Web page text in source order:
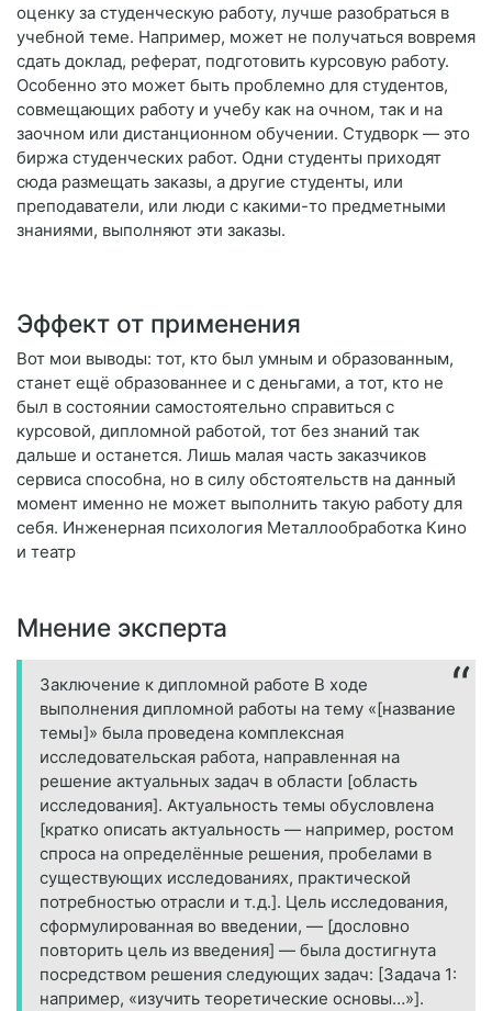
оценку за студенческую работу, лучше разобраться в
учебной теме. Например, может не получаться вовремя
сдать доклад, реферат, подготовить курсовую работу.
Особенно это может быть проблемно для студентов,
совмещающих работу и учебу как на очном, так и на
заочном или дистанционном обучении. Студворк — это
биржа студенческих работ. Одни студенты приходят
сюда размещать заказы, а другие студенты, или
преподаватели, или люди с какими-то предметными
знаниями, выполняют эти заказы.
Эффект от применения
Вот мои выводы: тот, кто был умным и образованным,
станет ещё образованнее и с деньгами, а тот, кто не
был в состоянии самостоятельно справиться с
курсовой, дипломной работой, тот без знаний так
дальше и останется. Лишь малая часть заказчиков
сервиса способна, но в силу обстоятельств на данный
момент именно не может выполнить такую работу для
себя. Инженерная психология Металлообработка Кино
и театр
Мнение эксперта
Заключение к дипломной работе В ходе
выполнения дипломной работы на тему «[название
темы]» была проведена комплексная
исследовательская работа, направленная на
решение актуальных задач в области [область
исследования]. Актуальность темы обусловлена
[кратко описать актуальность — например, ростом
спроса на определённые решения, пробелами в
существующих исследованиях, практической
потребностью отрасли и т. д.]. Цель исследования,
сформулированная во введении, — [дословно
повторить цель из введения] — была достигнута
посредством решения следующих задач: [Задача 1:
например, «изучить теоретические основы…»].